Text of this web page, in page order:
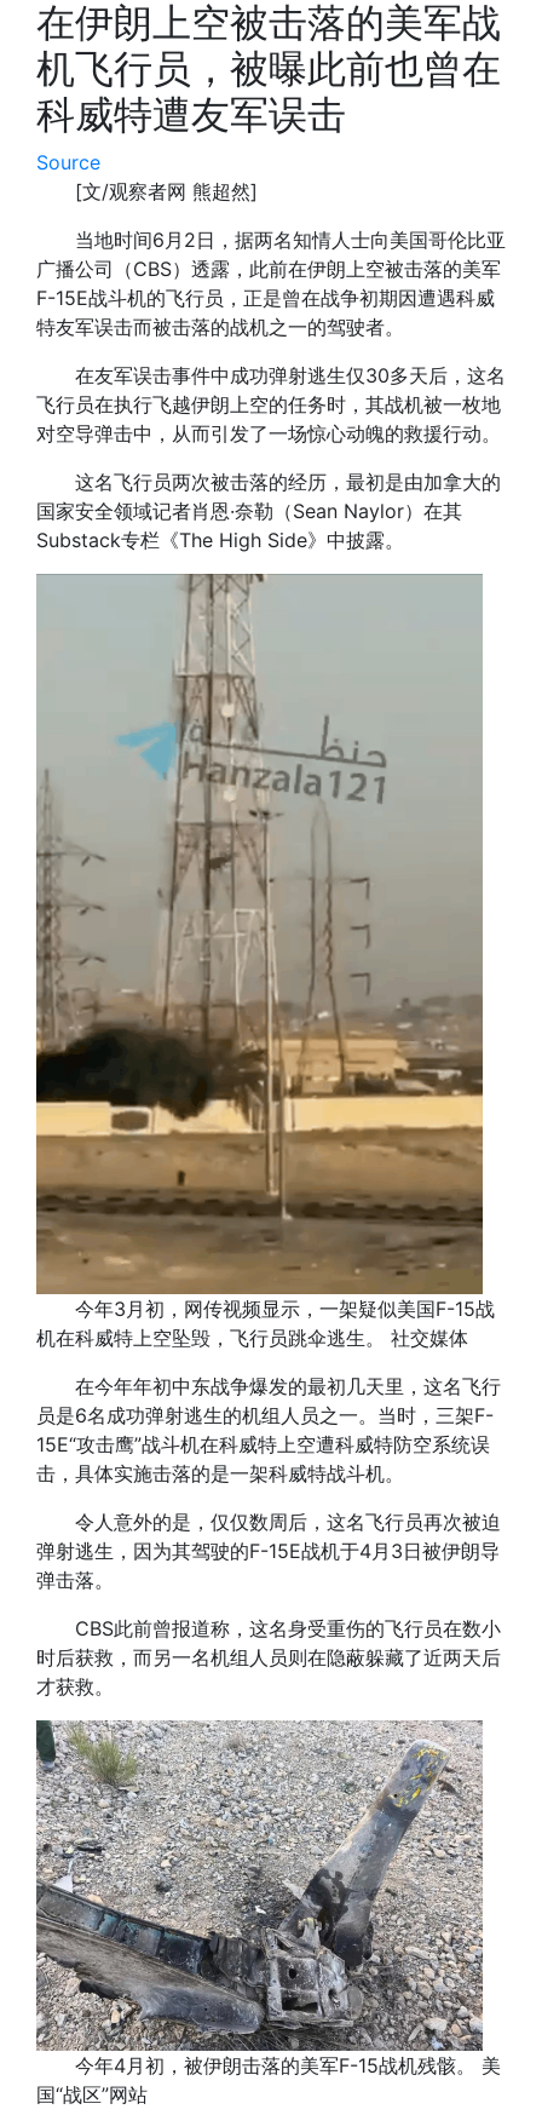
在伊朗上空被击落的美军战
机飞行员，被曝此前也曾在
科威特遭友军误击
Source
[文/观察者网 熊超然]
当地时间6月2日，据两名知情人士向美国哥伦比亚
广播公司（CBS）透露，此前在伊朗上空被击落的美军
F-15E战斗机的飞行员，正是曾在战争初期因遭遇科威
特友军误击而被击落的战机之一的驾驶者。
在友军误击事件中成功弹射逃生仅30多天后，这名
飞行员在执行飞越伊朗上空的任务时，其战机被一枚地
对空导弹击中，从而引发了一场惊心动魄的救援行动。
这名飞行员两次被击落的经历，最初是由加拿大的
国家安全领域记者肖恩·奈勒（Sean Naylor）在其
Substack专栏《The High Side》中披露。
今年3月初，网传视频显示，一架疑似美国F-15战
机在科威特上空坠毁，飞行员跳伞逃生。 社交媒体
在今年年初中东战争爆发的最初几天里，这名飞行
员是6名成功弹射逃生的机组人员之一。当时，三架F-
15E“攻击鹰”战斗机在科威特上空遭科威特防空系统误
击，具体实施击落的是一架科威特战斗机。
令人意外的是，仅仅数周后，这名飞行员再次被迫
弹射逃生，因为其驾驶的F-15E战机于4月3日被伊朗导
弹击落。
CBS此前曾报道称，这名身受重伤的飞行员在数小
时后获救，而另一名机组人员则在隐蔽躲藏了近两天后
才获救。
今年4月初，被伊朗击落的美军F-15战机残骸。 美
国“战区”网站